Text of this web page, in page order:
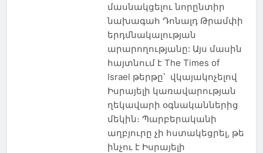
մասնակցելու նորընտիր
նախագահ Դոնալդ Թրամփի
երդմնակալության
արարողությանը: Այս մասին
հայտնում է The Times of
Israel թերթը՝ վկայակոչելով
Իսրայելի կառավարության
ղեկավարի օգնականներից
մեկին։ Պարբերականի
աղբյուրը չի հստակեցրել, թե
ինչու է Իսրայելի